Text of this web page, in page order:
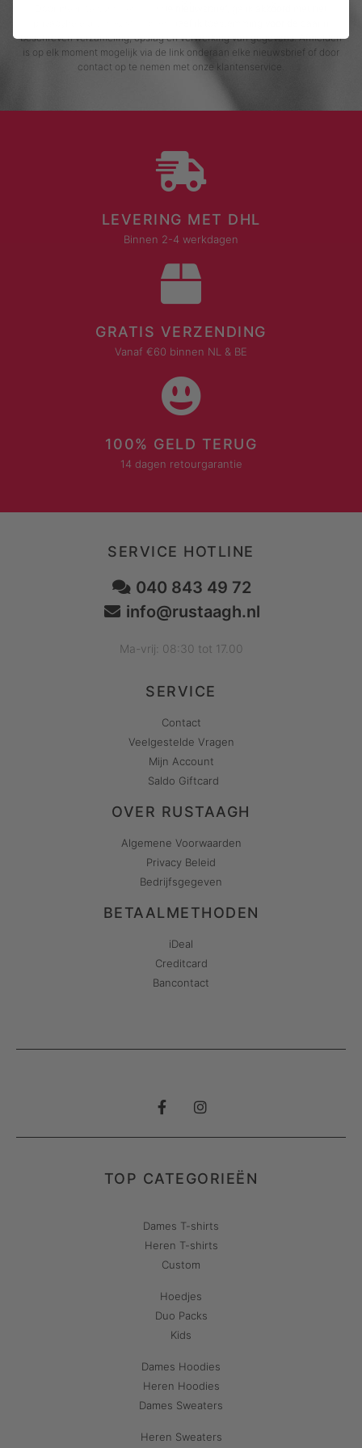
beschreven verzameling, opslag en verwerking van gegevens. Afmelden
is op elk moment mogelijk via de link onderaan elke nieuwsbrief of door
contact op te nemen met onze klantenservice.
LEVERING MET DHL
Binnen 2-4 werkdagen
GRATIS VERZENDING
Vanaf €60 binnen NL & BE
100% GELD TERUG
14 dagen retourgarantie
SERVICE HOTLINE
040 843 49 72
info@rustaagh.nl
Ma-vrij: 08:30 tot 17.00
SERVICE
Contact
Veelgestelde Vragen
Mijn Account
Saldo Giftcard
OVER RUSTAAGH
Algemene Voorwaarden
Privacy Beleid
Bedrijfsgegeven
BETAALMETHODEN
iDeal
Creditcard
Bancontact
TOP CATEGORIEËN
Dames T-shirts
Heren T-shirts
Custom
Hoedjes
Duo Packs
Kids
Dames Hoodies
Heren Hoodies
Dames Sweaters
Heren Sweaters